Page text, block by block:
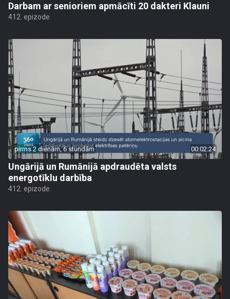
Darbam ar senioriem apmācīti 20 dakteri Klauni
412. epizode
pirms 2 dienām, 6 stundām 00:02:24
Ungārijā un Rumānijā apdraudēta valsts
energotīklu darbība
412. epizode